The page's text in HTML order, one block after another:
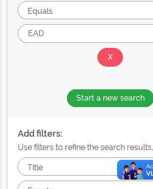
Start a new search
Add filters:
Use filters to refine the search results.